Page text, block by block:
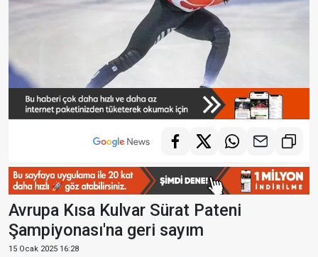
Avrupa Kısa Kulvar Sürat Pateni
Şampiyonası'na geri sayım
15 Ocak 2025 16:28